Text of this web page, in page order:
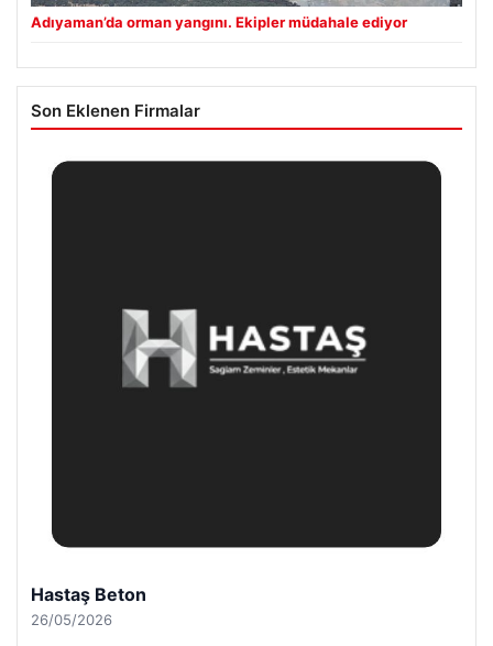
Adıyaman’da orman yangını. Ekipler müdahale ediyor
Son Eklenen Firmalar
Hastaş Beton
26/05/2026